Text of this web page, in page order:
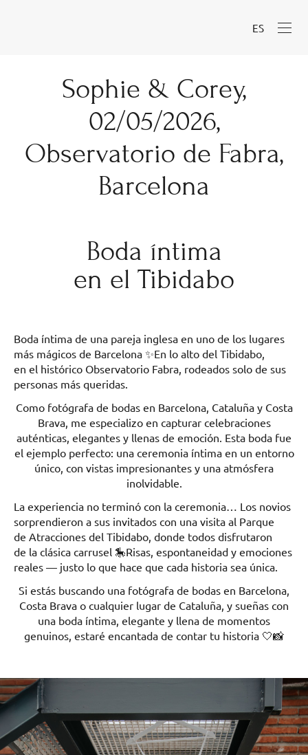
ES
Sophie & Corey,
02/05/2026,
Observatorio de Fabra,
Barcelona
Boda íntima
en el Tibidabo
Boda íntima de una pareja inglesa en uno de los lugares
más mágicos de Barcelona ✨En lo alto del Tibidabo,
en el histórico Observatorio Fabra, rodeados solo de sus
personas más queridas.
Como fotógrafa de bodas en Barcelona, Cataluña y Costa
Brava, me especializo en capturar celebraciones
auténticas, elegantes y llenas de emoción. Esta boda fue
el ejemplo perfecto: una ceremonia íntima en un entorno
único, con vistas impresionantes y una atmósfera
inolvidable.
La experiencia no terminó con la ceremonia… Los novios
sorprendieron a sus invitados con una visita al Parque
de Atracciones del Tibidabo, donde todos disfrutaron
de la clásica carrusel 🎠Risas, espontaneidad y emociones
reales — justo lo que hace que cada historia sea única.
Si estás buscando una fotógrafa de bodas en Barcelona,
Costa Brava o cualquier lugar de Cataluña, y sueñas con
una boda íntima, elegante y llena de momentos
genuinos, estaré encantada de contar tu historia 🤍📸